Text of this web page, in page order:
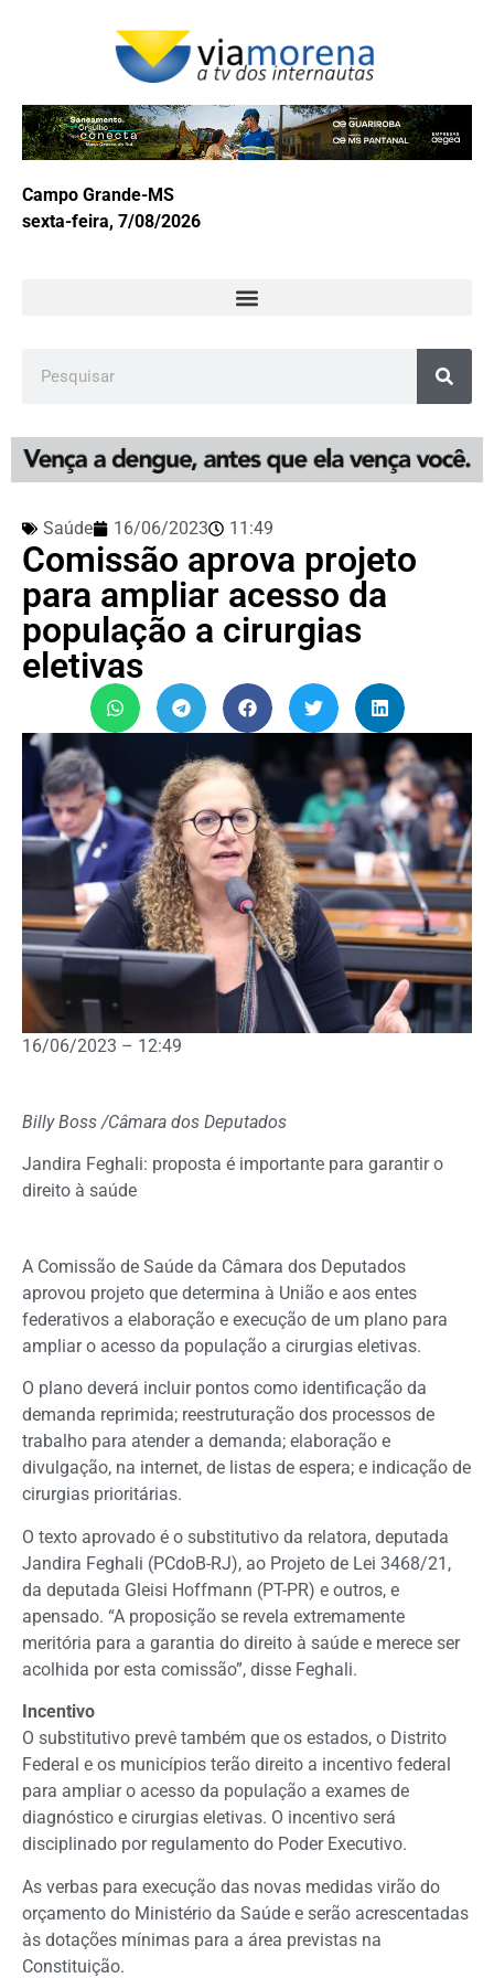
Campo Grande-MS
sexta-feira, 7/08/2026
Saúde 16/06/2023 11:49
Comissão aprova projeto
para ampliar acesso da
população a cirurgias
eletivas
16/06/2023 – 12:49
Billy Boss /Câmara dos Deputados
Jandira Feghali: proposta é importante para garantir o
direito à saúde
A Comissão de Saúde da Câmara dos Deputados
aprovou projeto que determina à União e aos entes
federativos a elaboração e execução de um plano para
ampliar o acesso da população a cirurgias eletivas.
O plano deverá incluir pontos como identificação da
demanda reprimida; reestruturação dos processos de
trabalho para atender a demanda; elaboração e
divulgação, na internet, de listas de espera; e indicação de
cirurgias prioritárias.
O texto aprovado é o substitutivo da relatora, deputada
Jandira Feghali (PCdoB-RJ), ao Projeto de Lei 3468/21,
da deputada Gleisi Hoffmann (PT-PR) e outros, e
apensado. “A proposição se revela extremamente
meritória para a garantia do direito à saúde e merece ser
acolhida por esta comissão”, disse Feghali.
Incentivo
O substitutivo prevê também que os estados, o Distrito
Federal e os municípios terão direito a incentivo federal
para ampliar o acesso da população a exames de
diagnóstico e cirurgias eletivas. O incentivo será
disciplinado por regulamento do Poder Executivo.
As verbas para execução das novas medidas virão do
orçamento do Ministério da Saúde e serão acrescentadas
às dotações mínimas para a área previstas na
Constituição.